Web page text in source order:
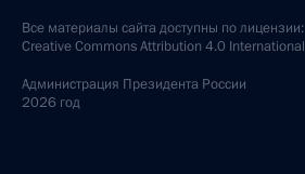
Все материалы сайта доступны по лицензии:
Creative Commons Attribution 4.0 International
Администрация Президента России
2026 год